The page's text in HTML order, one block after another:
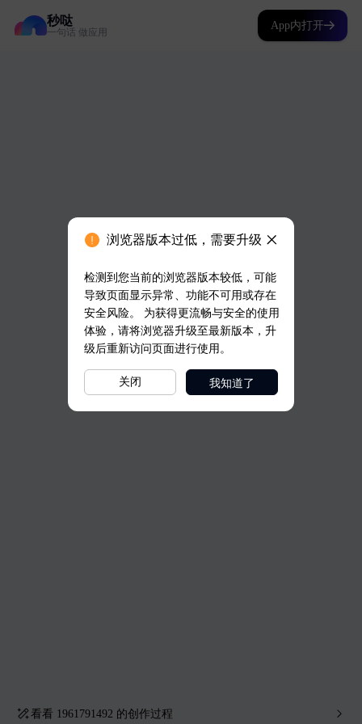
秒哒
一句话 做应用
App内打开
看看 1961791492 的创作过程
浏览器版本过低，需要升级
检测到您当前的浏览器版本较低，可能
导致页面显示异常、功能不可用或存在
安全风险。 为获得更流畅与安全的使用
体验，请将浏览器升级至最新版本，升
级后重新访问页面进行使用。
关闭 我知道了